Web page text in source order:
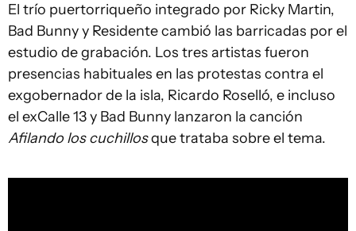
El trío puertorriqueño integrado por Ricky Martin,
Bad Bunny y Residente cambió las barricadas por el
estudio de grabación. Los tres artistas fueron
presencias habituales en las protestas contra el
exgobernador de la isla, Ricardo Roselló, e incluso
el exCalle 13 y Bad Bunny lanzaron la canción
Afilando los cuchillosque trataba sobre el tema.